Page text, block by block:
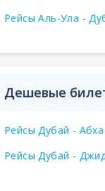
Рейсы Аль-Ула -
Дешевые
Рейсы Дубай - Абха
Рейсы Дубай -